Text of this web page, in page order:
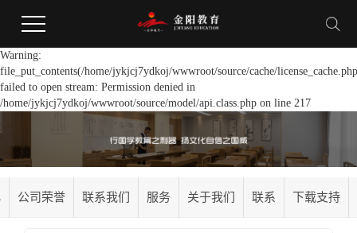
Warning:
file_put_contents(/home/jykjcj7ydkoj/wwwroot/source/cache/
failed to open stream: Permission denied in
/home/jykjcj7ydkoj/wwwroot/source/model/api.class.php on line 217
公司荣誉 联系我们 服务 关于我们 联系 下载支持